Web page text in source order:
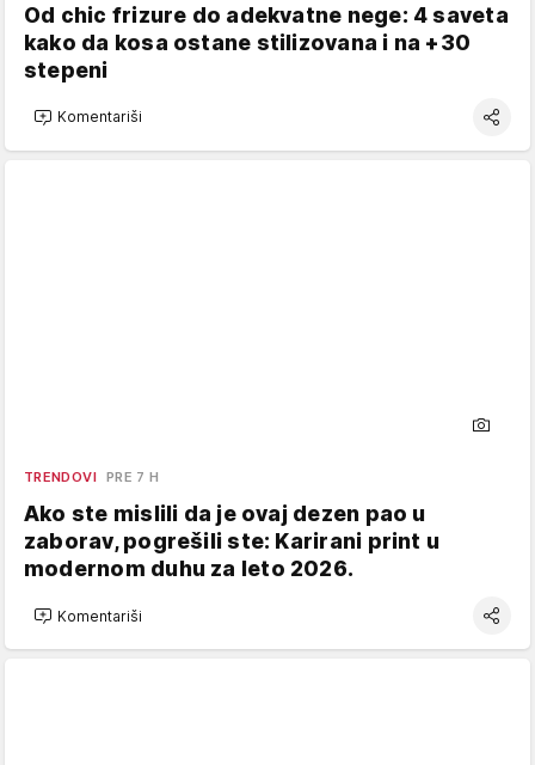
Od chic frizure do adekvatne nege: 4 saveta
kako da kosa ostane stilizovana i na +30
stepeni
Komentariši
TRENDOVI PRE 7 H
Ako ste mislili da je ovaj dezen pao u
zaborav, pogrešili ste: Karirani print u
modernom duhu za leto 2026.
Komentariši